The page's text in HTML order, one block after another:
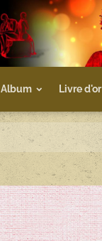
Album Livre d'or